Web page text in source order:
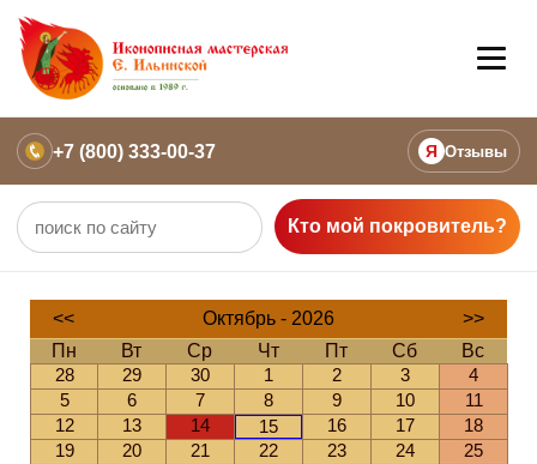
+7 (800) 333-00-37 Я Отзывы
Кто мой покровитель?
<< Октябрь - 2026
>>
Пн
Вт Ср Чт Пт Сб
Вс
28
29 30 1 2 3
4
5
6 7 8 9 10
11
12
13 14 15 16 17
18
19
20 21 22 23 24
25